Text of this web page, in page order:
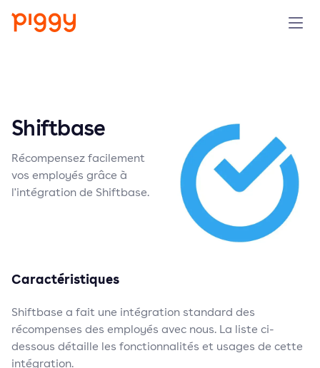
Tarifs
Essayer gratuitement
Shiftbase
Récompensez facilement
vos employés grâce à
l'intégration de Shiftbase.
Caractéristiques
Shiftbase a fait une intégration standard des
récompenses des employés avec nous. La liste ci-
dessous détaille les fonctionnalités et usages de cette
intégration.